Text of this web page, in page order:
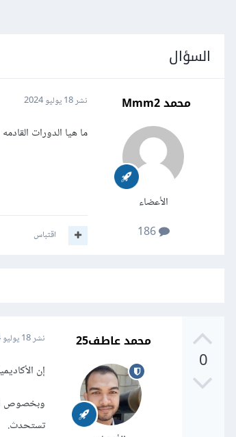
السؤال
محمد Mmm2
الأعضاء
186
نشر18 يوليو 2024
ما هيا الدورات
اقتباس
0
محمد عاطف25 نشر18 يوليو 2024
إن
وبخصوص
تستحدث.